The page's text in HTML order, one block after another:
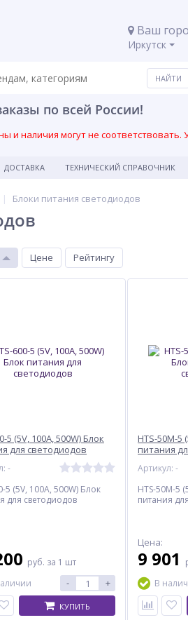
Ваш
Иркутск
по всей России!
и наличия могут не соответствовать.
ДОСТАВКА ТЕХНИЧЕСКИЙ СПРАВОЧНИК
Блоки питания светодиодов
Цене Рейтингу
5 (5V, 100A, 500W) Блок
для светодиодов
-
5 (5V, 100A, 500W) Блок
для светодиодов
руб. за 1 шт
- +
КУПИТЬ
HTS-50M-5
питания
Артикул: -
HTS-50M-5
питания
Цена:
9 901
В